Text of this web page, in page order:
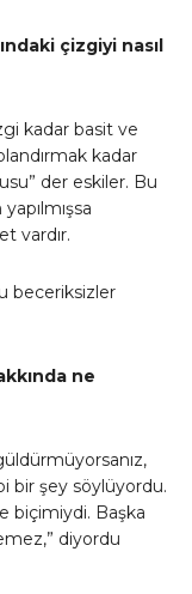
çizgiyi nasıl
kadar basit ve
kadar
der eskiler. Bu
vardır.
beceriksizler
ne
bir şey söylüyordu.
biçimiydi. Başka
diyordu